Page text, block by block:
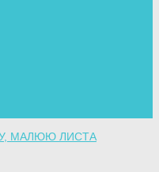
МАЛЮЮ ЛИСТА